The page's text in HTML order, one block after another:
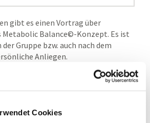
Cookies
gibt es einen Vortrag über
Metabolic Balance©-Konzept. Es ist
Gruppe bzw. auch nach dem
Anliegen.
info@heilpraxis-richter.deoder
anmelden.